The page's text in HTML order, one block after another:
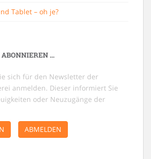
Tablet – oh je?
ABONNIEREN …
sich für den Newsletter der
anmelden. Dieser informiert Sie
oder Neuzugänge der
ABMELDEN